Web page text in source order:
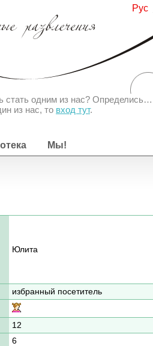
Рус
стать одним из нас? Определись…
из нас, то вход тут.
Мы!
Юлита
избранный посетитель
12
6